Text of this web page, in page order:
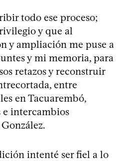
todo ese proceso;
y que al
y ampliación me puse a
y mi memoria, para
retazos y reconstruir
entre
en Tacuarembó,
e intercambios
intenté ser fiel a lo